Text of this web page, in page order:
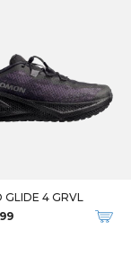
26